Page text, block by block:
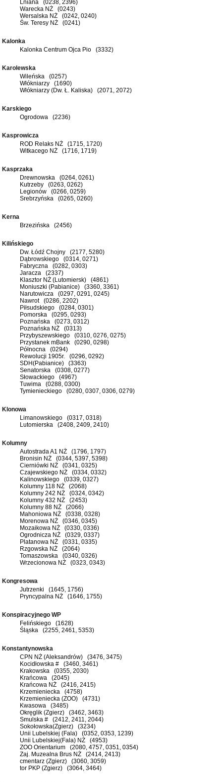
Lniana (0238, 2396)
Warecka NŻ (0243)
Wersalska NŻ (0242, 0240)
Św. Teresy NŻ (0241)
Kalonka
Kalonka Centrum Ojca Pio (3332)
Karolewska
Wileńska (0257)
Włókniarzy (1690)
Włókniarzy (Dw. Ł. Kaliska) (2071, 2072)
Karskiego
Ogrodowa (2236)
Kasprowicza
ROD Relaks NŻ (1715, 1720)
Witkacego NŻ (1716, 1719)
Kasprzaka
Drewnowska (0264, 0261)
Kutrzeby (0263, 0262)
Legionów (0266, 0259)
Srebrzyńska (0265, 0260)
Kerna
Brzezińska (2456)
Kilińskiego
Dw. Łódź Chojny (2177, 5280)
Dąbrowskiego (0314, 0271)
Fabryczna (0282, 0303)
Jaracza (2337)
Klasztor NŻ (Lutomiersk) (4861)
Moniuszki (Pabianice) (3360, 3361)
Narutowicza (0297, 0291, 0245)
Nawrot (0286, 2202)
Piłsudskiego (0284, 0301)
Pomorska (0295, 0293)
Poznańska (0273, 0312)
Poznańska NŻ (0313)
Przybyszewskiego (0310, 0276, 0275)
Przystanek mBank (0290, 0298)
Północna (0294)
Rewolucji 1905r. (0296, 0292)
SDH(Pabianice) (3363)
Senatorska (0308, 0277)
Słowackiego (4967)
Tuwima (0288, 0300)
Tymienieckiego (0280, 0307, 0306, 0279)
Klonowa
Limanowskiego (0317, 0318)
Lutomierska (2408, 2409, 2410)
Kolumny
Autostrada A1 NŻ (1796, 1797)
Bronisin NŻ (0344, 5397, 5398)
Cierniówki NŻ (0341, 0325)
Czajewskiego NŻ (0334, 0332)
Kalinowskiego (0339, 0327)
Kolumny 118 NŻ (2068)
Kolumny 242 NŻ (0324, 0342)
Kolumny 432 NŻ (2453)
Kolumny 88 NŻ (2066)
Mahoniowa NŻ (0338, 0328)
Morenowa NŻ (0346, 0345)
Mozaikowa NŻ (0330, 0336)
Ogrodnicza NŻ (0329, 0337)
Platanowa NŻ (0331, 0335)
Rzgowska NŻ (2064)
Tomaszowska (0340, 0326)
Wrzecionowa NŻ (0323, 0343)
Kongresowa
Jutrzenki (1645, 1756)
Pryncypalna NŻ (1646, 1755)
Konspiracyjnego WP
Felińskiego (1628)
Śląska (2255, 2461, 5353)
Konstantynowska
CPN NŻ (Aleksandrów) (3476, 3475)
Kocidłowska # (3460, 3461)
Krakowska (0355, 2030)
Krańcowa (2045)
Krańcowa NŻ (2416, 2415)
Krzemieniecka (4758)
Krzemieniecka (ZOO) (4731)
Kwasowa (3485)
Okręglik (Zgierz) (3462, 3463)
Smulska # (2412, 2411, 2044)
Sokołowska(Zgierz) (3234)
Unii Lubelskiej (Fala) (0352, 0353, 1239)
Unii Lubelskiej(Fala) NŻ (4953)
ZOO Orientarium (2080, 4757, 0351, 0354)
Zaj. Muzealna Brus NŻ (2414, 2413)
cmentarz (Zgierz) (3060, 3059)
tor PKP (Zgierz) (3064, 3464)